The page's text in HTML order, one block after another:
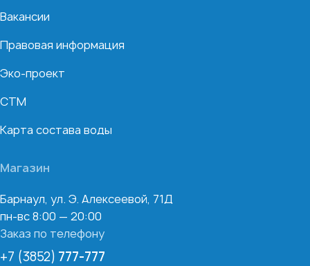
Вакансии
Правовая информация
Эко-проект
СТМ
Карта состава воды
Магазин
Барнаул, ул. Э. Алексеевой, 71Д
пн-вс 8:00 — 20:00
Заказ по телефону
+7 (3852) 777-777